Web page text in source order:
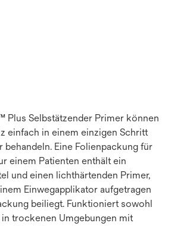
Plus Selbstätzender Primer können
einfach in einem einzigen Schritt
behandeln. Eine Folienpackung für
einem Patienten enthält ein
und einen lichthärtenden Primer,
Einwegapplikator aufgetragen
beiliegt. Funktioniert sowohl
trockenen Umgebungen mit